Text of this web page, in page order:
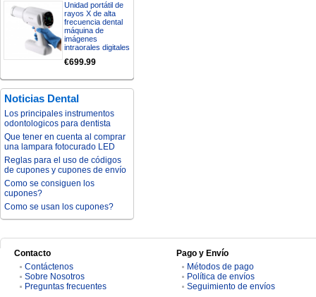
Unidad portátil de
rayos X de alta
frecuencia dental
máquina de
imágenes
intraorales digitales
€699.99
Noticias Dental
Los principales instrumentos
odontologicos para dentista
Que tener en cuenta al comprar
una lampara fotocurado LED
Reglas para el uso de códigos
de cupones y cupones de envío
Como se consiguen los
cupones?
Como se usan los cupones?
Contacto
Contáctenos
Sobre Nosotros
Preguntas frecuentes
Pago y Envío
Métodos de pago
Política de envíos
Seguimiento de envíos